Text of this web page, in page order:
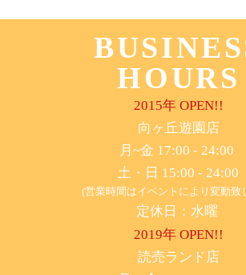
HOURS
2015年 OPEN!!
​向ヶ丘遊園店
月~金 17:00 - 24:00
土・日 15:00 - 24:00
(営業時間はイベントにより変動致
定休日：水曜
2019年 OPEN!!
​読売ランド店